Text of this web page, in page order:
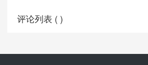
评论列表 ( )